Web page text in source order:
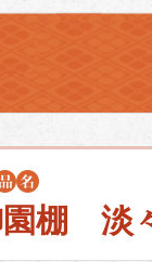
棚 淡